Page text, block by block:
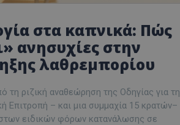
στα καπνικά: Πώς
ανησυχίες στην
λαθρεμπορίου
τη ριζική αναθεώρηση της Οδηγίας για τη
– και μια συμμαχία 15 κρατών–
ειδικών φόρων κατανάλωσης σε